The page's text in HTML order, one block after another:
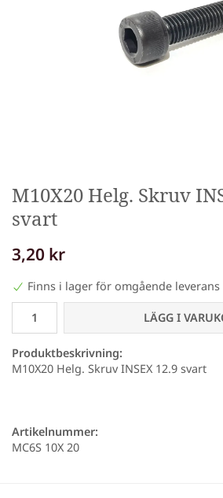
M10X20 Helg. Skruv
svart
3,20 kr
Finns i lager för omgående leverans
LÄGG I
Produktbeskrivning:
M10X20 Helg. Skruv INSEX 12.9 svart
Artikelnummer:
MC6S 10X 20